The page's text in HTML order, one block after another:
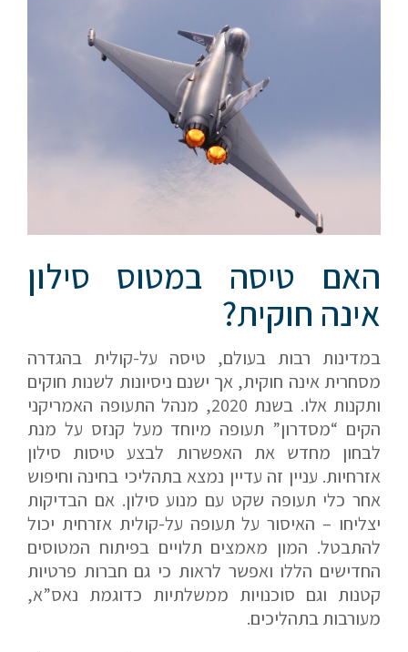
האם טיסה במטוס סילון
אינה חוקית?
במדינות רבות בעולם, טיסה על-קולית בהגדרה
מסחרית אינה חוקית, אך ישנם ניסיונות לשנות חוקים
ותקנות אלו. בשנת 2020, מנהל התעופה האמריקני
הקים “מסדרון” תעופה מיוחד מעל קנזס על מנת
לבחון מחדש את האפשרות לבצע טיסות סילון
אזרחיות. עניין זה עדיין נמצא בתהליכי בחינה וחיפוש
אחר כלי תעופה שקט עם מנוע סילון. אם הבדיקות
יצליחו – האיסור על תעופה על-קולית אזרחית יכול
להתבטל. המון מאמצים תלויים בפיתוח המטוסים
החדישים הללו ואפשר לראות כי גם חברות פרטיות
קטנות וגם סוכנויות ממשלתיות כדוגמת נאס”א,
מעורבות בתהליכים.